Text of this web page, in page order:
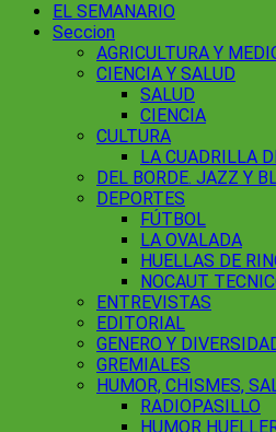
EL SEMANARIO
Seccion
AGRICULTURA Y
CIENCIA Y SALUD
SALUD
CIENCIA
CULTURA
LA CUADRILLA
DEL BORDE. JAZZ Y
DEPORTES
FÚTBOL
LA OVALADA
HUELLAS DE
NOCAUT
ENTREVISTAS
EDITORIAL
GENERO Y
GREMIALES
HUMOR, CHISMES,
RADIOPASILLO
HUMOR